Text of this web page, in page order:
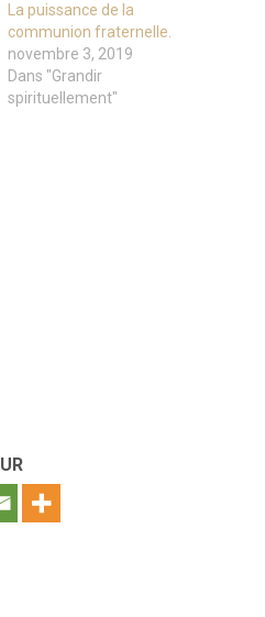
La puissance de la
communion fraternelle.
novembre 3, 2019
Dans "Grandir
spirituellement"